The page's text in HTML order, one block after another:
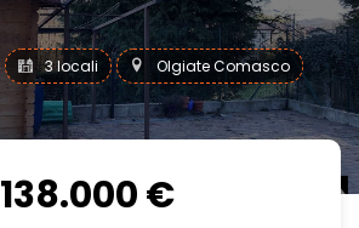
3 locali Olgiate Comasco
138.000 €